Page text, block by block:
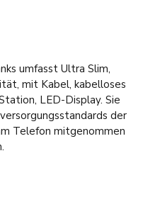
umfasst Ultra Slim,
mit Kabel, kabelloses
LED-Display. Sie
der
Telefon mitgenommen